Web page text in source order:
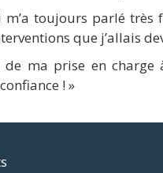
m’a toujours parlé
que j’allais
de ma prise en
! »